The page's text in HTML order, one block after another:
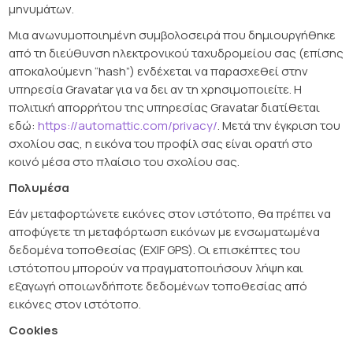
μηνυμάτων.
Μια ανωνυμοποιημένη συμβολοσειρά που δημιουργήθηκε
από τη διεύθυνση ηλεκτρονικού ταχυδρομείου σας (επίσης
αποκαλούμενη “hash”) ενδέχεται να παρασχεθεί στην
υπηρεσία Gravatar για να δει αν τη χρησιμοποιείτε. Η
πολιτική απορρήτου της υπηρεσίας Gravatar διατίθεται
εδώ:https://automattic.com/privacy/. Μετά την έγκριση του
σχολίου σας, η εικόνα του προφίλ σας είναι ορατή στο
κοινό μέσα στο πλαίσιο του σχολίου σας.
Πολυμέσα
Εάν μεταφορτώνετε εικόνες στον ιστότοπο, θα πρέπει να
αποφύγετε τη μεταφόρτωση εικόνων με ενσωματωμένα
δεδομένα τοποθεσίας (EXIF GPS). Οι επισκέπτες του
ιστότοπου μπορούν να πραγματοποιήσουν λήψη και
εξαγωγή οποιωνδήποτε δεδομένων τοποθεσίας από
εικόνες στον ιστότοπο.
Cookies